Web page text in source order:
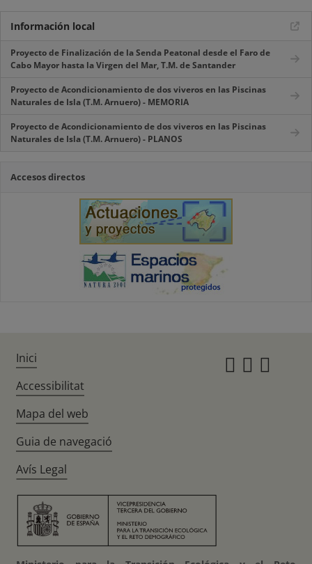
Información local
Proyecto de Finalización de la Senda Peatonal desde el Faro de
Cabo Mayor hasta la Virgen del Mar, T.M. de Santander
Proyecto de Acondicionamiento de dos viveros en las Piscinas
Naturales de Isla (T.M. Arnuero) - MEMORIA
Proyecto de Acondicionamiento de dos viveros en las Piscinas
Naturales de Isla (T.M. Arnuero) - PLANOS
Accesos directos
Inici
Accessibilitat
Mapa del web
Guia de navegació
Avís Legal